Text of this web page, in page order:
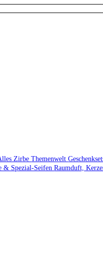
ZirbeThemenwelt
& Spezial-SeifenRaumduft,